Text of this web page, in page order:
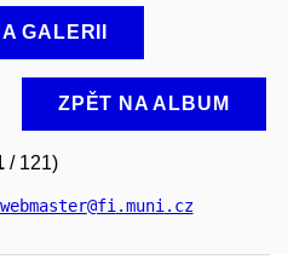
GALERII
ZPĚT NA ALBUM
/ 121)
webmaster@fi.muni.cz